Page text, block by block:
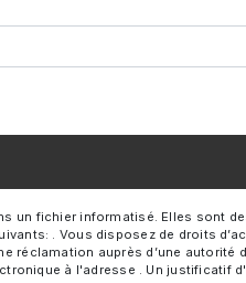
un fichier informatisé. Elles sont
. Vous disposez de droits
auprès d’une autorité
à l'adresse . Un justificatif